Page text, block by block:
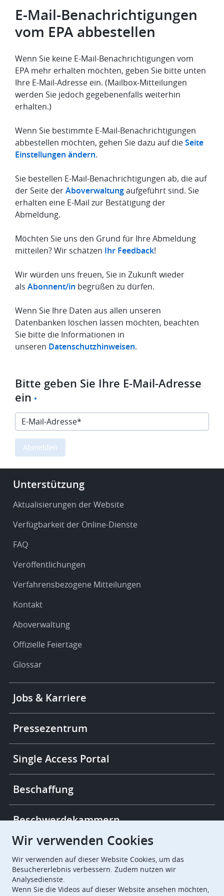
E-Mail-Benachrichtigungen
vom EPA abbestellen
Wenn Sie keine E-Mail-Benachrichtigungen vom
EPA mehr erhalten möchten, geben Sie bitte unten
Ihre E-Mail-Adresse ein. (Mailbox-Mitteilungen
werden Sie jedoch gegebenenfalls weiterhin
erhalten.)
Wenn Sie bestimmte E-Mail-Benachrichtigungen
abbestellen möchten, gehen Sie dazu auf dieSeite
Einstellungen ändern.
Sie bestellen E-Mail-Benachrichtigungen ab, die auf
der Seite derAboverwaltungaufgeführt sind. Sie
erhalten eine E-Mail zur Bestätigung der
Abmeldung.
Möchten Sie uns den Grund für Ihre Abmeldung
mitteilen? Wir schätzen Ihr Feedback!
Wir würden uns freuen, Sie in Zukunft wieder
als Abonnent/in begrüßen zu dürfen.
Wenn Sie Ihre Daten aus allen unseren
Datenbanken löschen lassen möchten, beachten
Sie bitte die Informationen in
unseren Datenschutzhinweisen.
Bitte geben Sie Ihre E-Mail-Adresse
ein
Bitte
geben
Sie
Ihre
Mail-
Adresse
ein
Footer
Service
support
Unterstützung
Aktualisierungen der Website
Verfügbarkeit der Online-Dienste
FAQ
Veröffentlichungen
Verfahrensbezogene Mitteilungen
Kontakt
Aboverwaltung
Offizielle Feiertage
Glossar
More
links
Jobs & Karriere
Pressezentrum
Single Access Portal
Beschaffung
Beschwerdekammern
EuropeanPatentOffice
Wir verwenden Cookies
Wir verwenden auf dieser Website Cookies, um das
Besuchererlebnis verbessern. Zudem nutzen wir
Analysedienste.
Wenn Sie die Videos auf dieser Website ansehen möchten,